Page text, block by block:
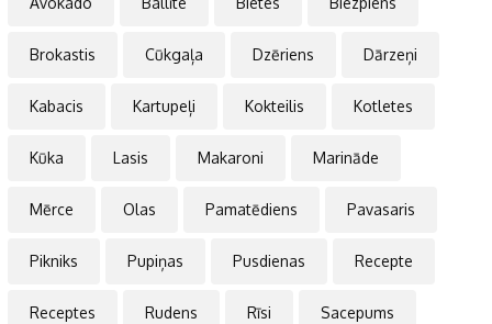
Brokastis Cūkgaļa Dzēriens Dārzeņi
Kabacis Kartupeļi Kokteilis Kotletes
Kūka Lasis Makaroni Marināde
Mērce Olas Pamatēdiens Pavasaris
Pikniks Pupiņas Pusdienas Recepte
Receptes Rudens Rīsi Sacepums